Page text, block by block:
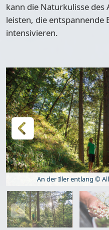
kann die Naturkulisse des
leisten, die entspannende
intensivieren.
An der Iller entlang ©